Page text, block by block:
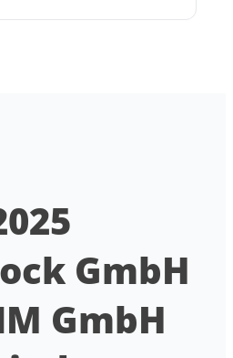
GmbH
GmbH